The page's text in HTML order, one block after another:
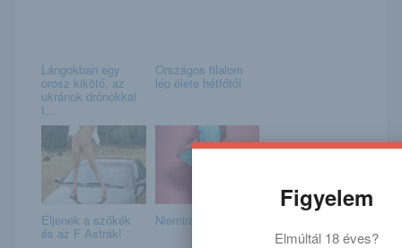
Lángokban egy
orosz kikötő, az
ukránok drónokkal
t...
Országos tilalom
lép élete hétfőtől
Éljenek a szőkék
és az F Astrák!
Niemira
Figyelem
Elmúltál 18 éves?